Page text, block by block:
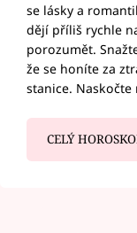
se lásky a
dějí příliš rychle
porozumět.
že se honíte za
stanice.
CELÝ